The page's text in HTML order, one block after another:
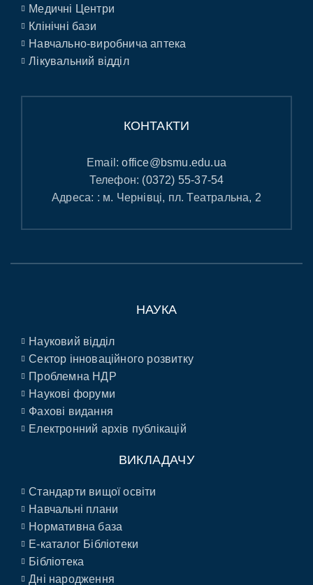
Медичні Центри
Клінічні бази
Навчально-виробнича аптека
Лікувальний відділ
КОНТАКТИ
Email:office@bsmu.edu.ua
Телефон: (0372) 55-37-54
Адреса: : м. Чернівці, пл. Театральна, 2
НАУКА
Науковий відділ
Сектор інноваційного розвитку
Проблемна НДР
Наукові форуми
Фахові видання
Електронний архів публікацій
ВИКЛАДАЧУ
Стандарти вищої освіти
Навчальні плани
Нормативна база
E-каталог Бібліотеки
Бібліотека
Дні народження